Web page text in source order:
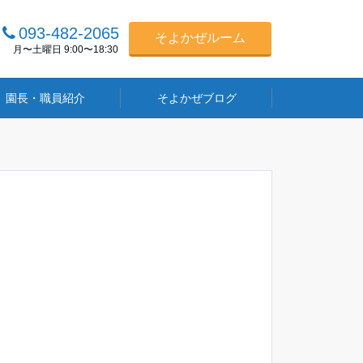
093-482-2065
月〜土曜日 9:00〜18:30
そよかぜルーム
園長・職員紹介 そよかぜブログ